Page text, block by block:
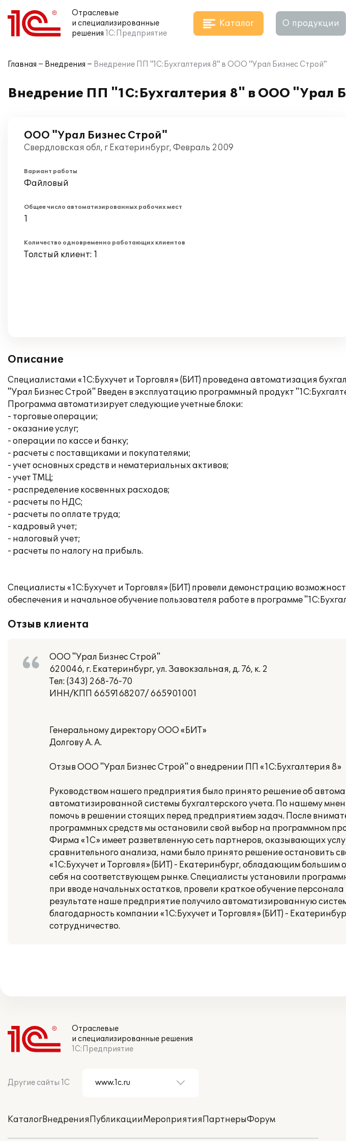
Отраслевые
и специализированные
решения 1С:Предприятие
Каталог О продукции
Главная Внедрения Внедрение ПП "1С:Бухгалтерия 8" в ООО "Урал Бизнес Строй"
Внедрение ПП "1С:Бухгалтерия 8" в ООО "Урал
ООО "Урал Бизнес Строй"
Свердловская обл, г Екатеринбург, Февраль 2009
Вариант работы
Файловый
Общее число автоматизированных рабочих мест
1
Количество одновременно работающих клиентов
Толстый клиент: 1
Описание
Специалистами «1С:Бухучет и Торговля» (БИТ) проведена автоматизация
"Урал Бизнес Строй" Введен в эксплуатацию программный продукт
Программа автоматизирует следующие учетные блоки:
- торговые операции;
- оказание услуг;
- операции по кассе и банку;
- расчеты с поставщиками и покупателями;
- учет основных средств и нематериальных активов;
- учет ТМЦ;
- распределение косвенных расходов;
- расчеты по НДС;
- расчеты по оплате труда;
- кадровый учет;
- налоговый учет;
- расчеты по налогу на прибыль.
Специалисты «1С:Бухучет и Торговля» (БИТ) провели демонстрацию
обеспечения и начальное обучение пользователя работе в программе
Отзыв клиента
ООО "Урал Бизнес Строй"
620046, г. Екатеринбург, ул. Завокзальная, д. 76, к. 2
Тел: (343) 268-76-70
ИНН/КПП 6659168207/ 665901001
Генеральному директору ООО «БИТ»
Долгову А. А.
Отзыв ООО "Урал Бизнес Строй" о внедрении ПП «1С:Бухгалтерия 8»
Руководством нашего предприятия было принято решение об
автоматизированной системы бухгалтерского учета. По нашему
помочь в решении стоящих перед предприятием задач. После
программных средств мы остановили свой выбор на программном
Фирма «1С» имеет разветвленную сеть партнеров, оказывающих
сравнительного анализа, нами было принято решение остановить
«1С:Бухучет и Торговля» (БИТ) - Екатеринбург, обладающим
себя на соответствующем рынке. Специалисты установили
при вводе начальных остатков, провели краткое обучение
результате наше предприятие получило автоматизированную
благодарность компании «1С:Бухучет и Торговля» (БИТ) -
сотрудничество.
Отраслевые
и специализированные решения
1С:Предприятие
Другие сайты 1С
КаталогВнедренияПубликацииМероприятияПартнерыФорум